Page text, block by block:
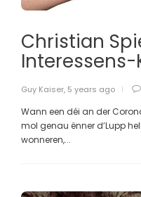
Christian
Interessens-
Guy Kaiser, 5 years ago
Wann een déi an der
mol genau ënner d’Lupp
wonneren,...